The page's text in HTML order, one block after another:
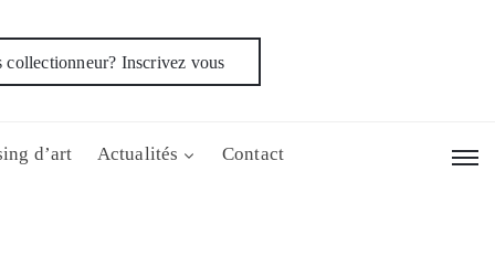
collectionneur? Inscrivez vous
d’art Actualités Contact